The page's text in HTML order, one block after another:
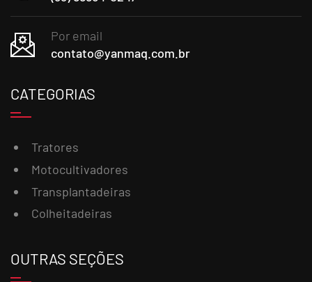
Por email
contato@yanmaq.com.br
CATEGORIAS
Tratores
Motocultivadores
Transplantadeiras
Colheitadeiras
OUTRAS SEÇÕES